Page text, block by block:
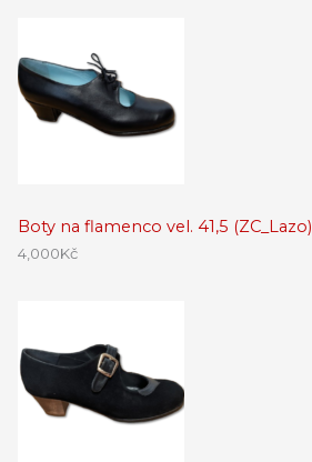
Boty na flamenco vel. 41,5 (ZC_Lazo)
4,000Kč